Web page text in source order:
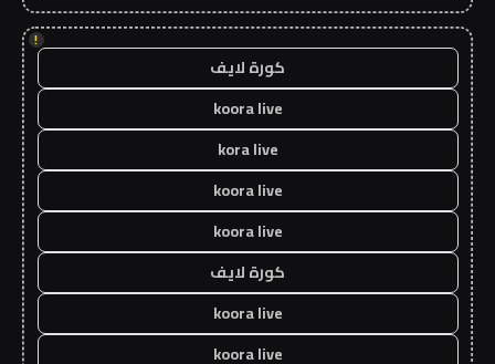
!
كورة لايف
koora live
kora live
koora live
koora live
كورة لايف
koora live
koora live